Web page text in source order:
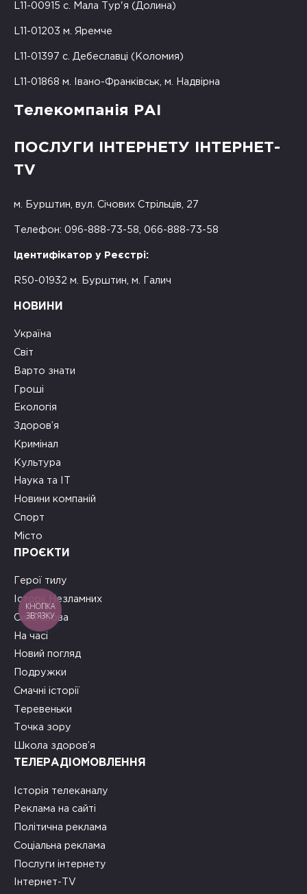
L11-00915 с. Мала Тур'я (Долина)
L11-01203 м. Яремче
L11-01397 с. Дебеславці (Коломия)
L11-01868 м. Івано-Франківськ, м. Надвірна
Телекомпанія РАІ
ПОСЛУГИ ІНТЕРНЕТУ ІНТЕРНЕТ-
TV
м. Бурштин, вул. Січових Стрільців, 27
Телефон: 096-888-73-58, 066-888-73-58
Ідентифікатор у Реєстрі:
R50-01932 м. Бурштин, м. Галич
НОВИНИ
Україна
Світ
Варто знати
Гроші
Екологія
Здоров’я
Кримінал
Культура
Наука та ІТ
Новини компаній
Спорт
Місто
ПРОЄКТИ
Герої тилу
Історії Незламних
Сила слова
На часі
Новий погляд
Подружки
Смачні історії
Теревеньки
Точка зору
Школа здоров’я
ТЕЛЕРАДІОМОВЛЕННЯ
Історія телеканалу
Реклама на сайті
Політична реклама
Соціальна реклама
Послуги інтернету
Інтернет-TV
КНОПКА
ЗВ'ЯЗКУ